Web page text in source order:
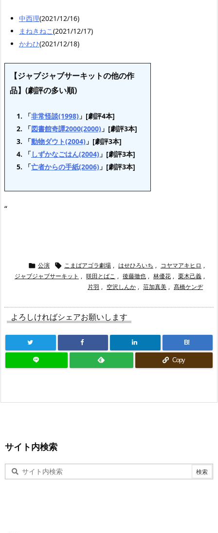
中西理(2021/12/16)
まねきねこ(2021/12/17)
かわひ(2021/12/18)
【ジャブジャブサーキットの他の作
品】(劇評の多い順)
「非常怪談(1998) 」[劇評4本]
「図書館奇譚2000(2000) 」[劇評3本]
「動物ダウト(2004) 」[劇評3本]
「しずかなごはん(2004) 」[劇評3本]
「亡者からの手紙(2006) 」[劇評3本]
“
 公演  こまばアゴラ劇場 , はせひろいち , コヤマアキヒロ ,
ジャブジャブサーキット , 咲田とばこ , 後藤徹也 , 林優花 , 栗木己義 ,
片羽 , 空沢しんか , 荘加真美 , 髙橋ケンヂ
よろしければシェアお願いします
B!
Copy
サイト内検索